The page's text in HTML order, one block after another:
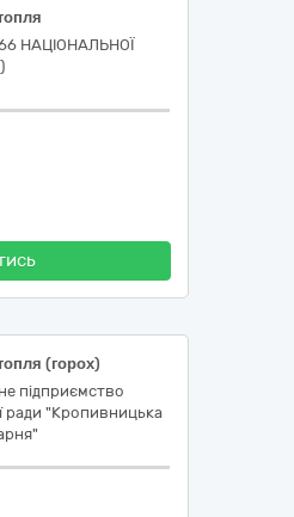
НАЦІОНАЛЬНОЇ
(горох)
підприємство
ради "Кропивницька